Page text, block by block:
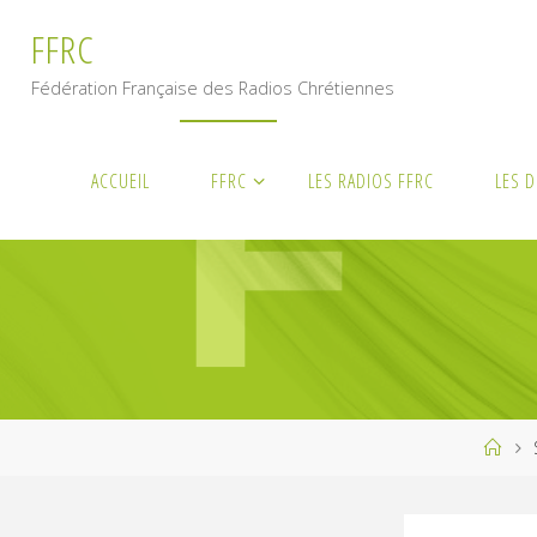
content
FFRC
Fédération Française des Radios Chrétiennes
ACCUEIL FFRC LES RADIOS FFRC LES